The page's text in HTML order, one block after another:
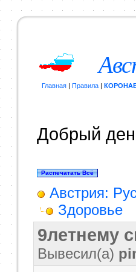
Главная| Правила|
Добрый
Австрия:
Здоровье
9летнему
Вывесил(a)